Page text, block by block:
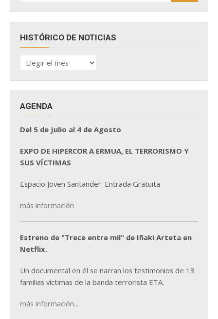
HISTÓRICO DE NOTICIAS
HISTÓRICO
DE
AGENDA
Del 5 de Julio al 4 de Agosto
EXPO DE HIPERCOR A ERMUA, EL TERRORISMO Y
SUS VÍCTIMAS
Espacio Joven Santander. Entrada Gratuita
más información
Estreno de "Trece entre mil" de Iñaki Arteta en
Netflix.
Un documental en él se narran los testimonios de 13
familias víctimas de la banda terrorista ETA.
más información...